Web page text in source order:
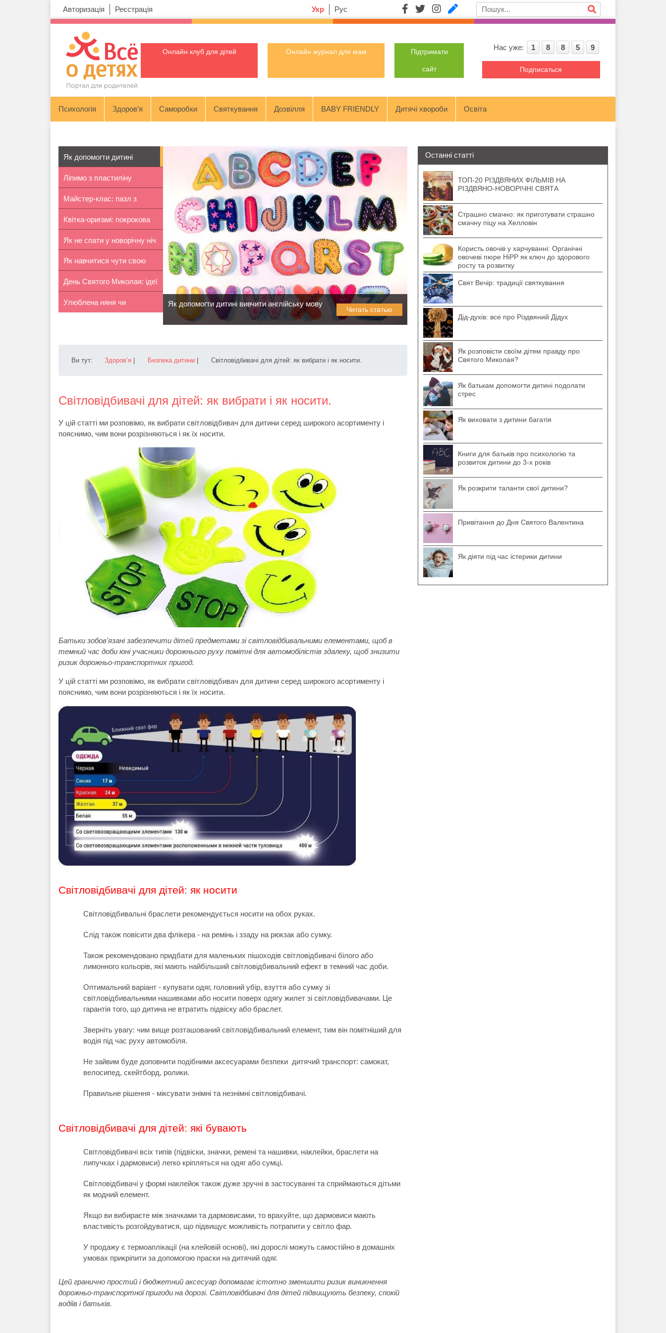
Авторизація Реєстрація Укр Рус
Онлайн клуб для дітей Онлайн журнал для мам Підтримати
сайт
Нас уже: 1 8 8 5 9
Подписаться
Психологія Здоров’я Саморобки Святкування Дозвілля BABY FRIENDLY Дитячі хвороби Освіта
Як допомогти дитині
вивчити анг...
Ліпимо з пластиліну
пінгвіна
Майстер-клас: пазл з
паличок ві...
Квітка-оригамі: покрокова
інстр...
Як не спати у новорічну ніч
Як навчитися чути свою
дитину
День Святого Миколая: ідеї
пода...
Улюблена няня чи Як допомогти дитині вивчити англійську мову
Читать статью
Ви тут: Здоров’я Безпека дитини Світловідбивачі для дітей: як вибрати і як носити.
Світловідбивачі для дітей: як вибрати і як носити.
У цій статті ми розповімо, як вибрати світловідбивач для дитини серед широкого асортименту і
пояснимо, чим вони розрізняються і як їх носити.
Батьки зобов'язані забезпечити дітей предметами зі світловідбивальними елементами, щоб в
темний час доби юні учасники дорожнього руху помітні для автомобілістів здалеку, щоб знизити
ризик дорожньо-транспортних пригод.
У цій статті ми розповімо, як вибрати світловідбивач для дитини серед широкого асортименту і
пояснимо, чим вони розрізняються і як їх носити.
Світловідбивачі для дітей: як носити
Світловідбивальні браслети рекомендується носити на обох руках.
Слід також повісити два флікера - на ремінь і ззаду на рюкзак або сумку.
Також рекомендовано придбати для маленьких пішоходів світловідбивачі білого або
лимонного кольорів, які мають найбільший світловідбивальний ефект в темний час доби.
Оптимальний варіант - купувати одяг, головний убір, взуття або сумку зі
світловідбивальними нашивками або носити поверх одягу жилет зі світловідбивачами. Це
гарантія того, що дитина не втратить підвіску або браслет.
Зверніть увагу: чим вище розташований світловідбивальний елемент, тим він помітніший для
водія під час руху автомобіля.
Не зайвим буде доповнити подібними аксесуарами безпеки дитячий транспорт: самокат,
велосипед, скейтборд, ролики.
Правильне рішення - міксувати знімні та незнімні світловідбивачі.
Світловідбивачі для дітей: які бувають
Світловідбивачі всіх типів (підвіски, значки, ремені та нашивки, наклейки, браслети на
липучках і дармовиси) легко кріпляться на одяг або сумці.
Світловідбивачі у формі наклейок також дуже зручні в застосуванні та сприймаються дітьми
як модний елемент.
Якщо ви вибираєте між значками та дармовисами, то врахуйте, що дармовиси мають
властивість розгойдуватися, що підвищує можливість потрапити у світло фар.
У продажу є термоаплікації (на клейовій основі), які дорослі можуть самостійно в домашніх
умовах прикріпити за допомогою праски на дитячий одяг.
Цей гранично простий і бюджетний аксесуар допомагає істотно зменшити ризик виникнення
дорожньо-транспортної пригоди на дорозі. Світловідбивачі для дітей підвищують безпеку, спокій
водіїв і батьків.
Останні статті
ТОП-20 РІЗДВЯНИХ ФІЛЬМІВ НА
РІЗДВЯНО-НОВОРІЧНІ СВЯТА
Страшно смачно: як приготувати страшно
смачну піцу на Хелловін
Користь овочів у харчуванні: Органічні
овочеві пюре HiPP як ключ до здорового
росту та розвитку
Свят Вечір: традиції святкування
Дід-духів: все про Різдвяний Дідух
Як розповісти своїм дітям правду про
Святого Миколая?
Як батькам допомогти дитині подолати
стрес
Як виховати з дитини багатія
Книги для батьків про психологію та
розвиток дитини до 3-х років
Як розкрити таланти свої дитини?
Привітання до Дня Святого Валентина
Як діяти під час істерики дитини